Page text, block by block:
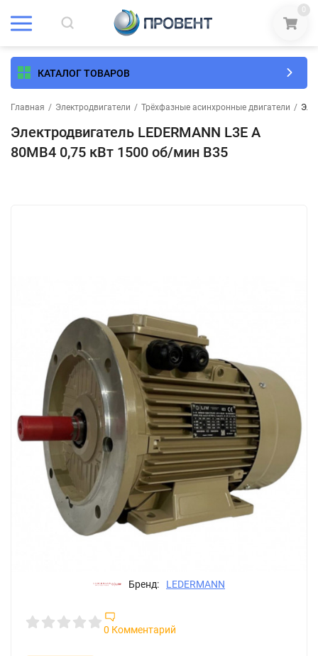
0
КАТАЛОГ ТОВАРОВ
Главная / Электродвигатели / Трёхфазные асинхронные двигатели /
Электродвигатель LEDERMANN L3E A
80MB4 0,75 кВт 1500 об/мин В35
Бренд: LEDERMANN
0 Комментарий